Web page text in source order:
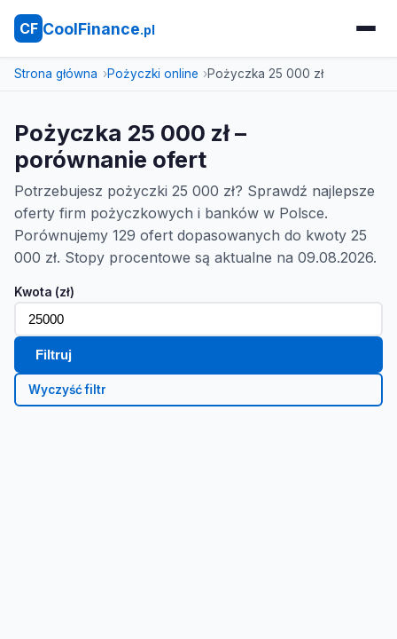
CF CoolFinance.pl
Strona główna Pożyczki online Pożyczka 25 000 zł
Pożyczka 25 000 zł –
porównanie ofert
Potrzebujesz pożyczki 25 000 zł? Sprawdź najlepsze
oferty firm pożyczkowych i banków w Polsce.
Porównujemy 129 ofert dopasowanych do kwoty 25
000 zł. Stopy procentowe są aktualne na 09.08.2026.
Kwota (zł)
Filtruj
Wyczyść filtr